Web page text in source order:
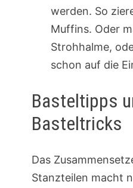
werden. So
Muffins. Oder
Strohhalme,
schon auf die
Basteltipps
Basteltricks
Das
Stanzteilen macht